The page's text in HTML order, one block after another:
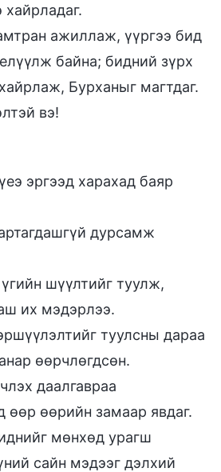
ажиллаж, үүргээ бид
байна; бидний зүрх
Бурханыг магтдаг.
вэ!
эргээд харахад баяр
дурсамж
шүүлтийг туулж,
их мэдэрлээ.
туулсны дараа
өөрчлөгдсөн.
даалгавраа
өөр өөрийн замаар явдаг.
мөнхөд урагш
сайн мэдээг дэлхий